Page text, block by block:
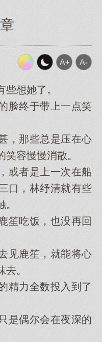
想她了。
终于带上一点笑
那些总是压在心
容慢慢消散。
者是上一次在船
口，林纾清就有些
吃饭，也没再回
鹿笙，就能将心
。
力全数投入到了
偶尔会在夜深的